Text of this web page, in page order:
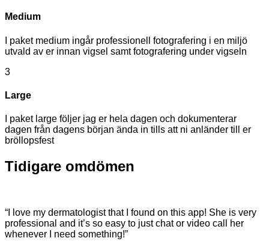
Medium
I paket medium ingår professionell fotografering i en miljö
utvald av er innan vigsel samt fotografering under vigseln
3
Large
I paket large följer jag er hela dagen och dokumenterar
dagen från dagens början ända in tills att ni anländer till er
bröllopsfest
Tidigare omdömen
“I love my dermatologist that I found on this app! She is very
professional and it’s so easy to just chat or video call her
whenever I need something!”